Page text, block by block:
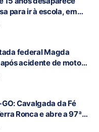
para ir à escola, em
federal Magda
acidente de moto
Cavalgada da Fé
Ronca e abre a 97ª
Jesus da Lapa